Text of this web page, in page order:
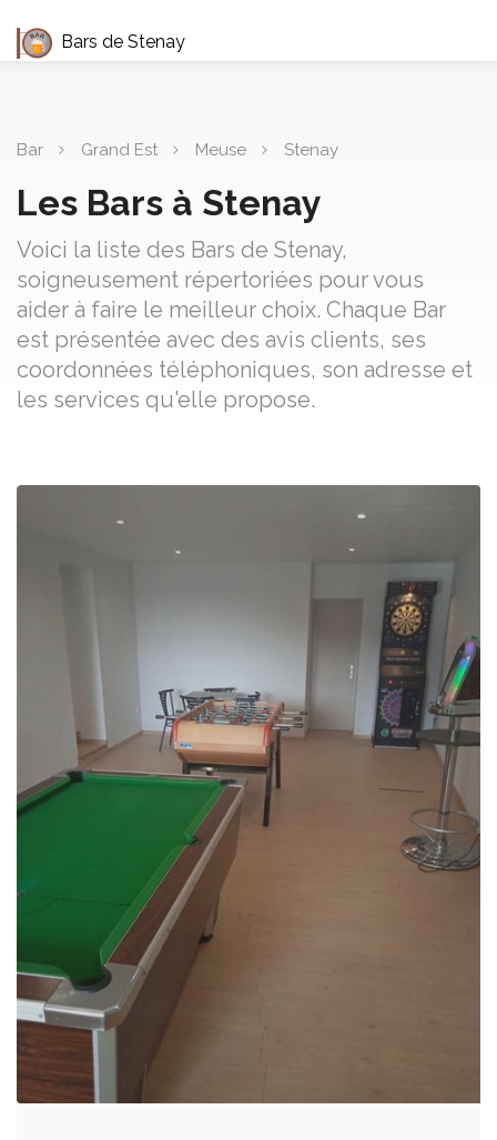
Bars de Stenay
Bar Grand Est Meuse Stenay
Les Bars à Stenay
Voici la liste des Bars de Stenay,
soigneusement répertoriées pour vous
aider à faire le meilleur choix. Chaque Bar
est présentée avec des avis clients, ses
coordonnées téléphoniques, son adresse et
les services qu'elle propose.